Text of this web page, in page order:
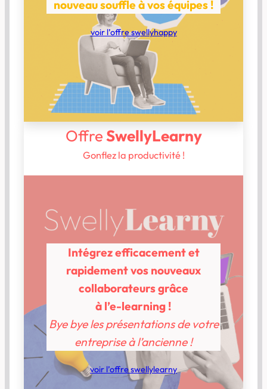
nouveau souffle à vos équipes !
voir l’offre swellyhappy
OffreSwellyLearny
Gonflez la productivité !
Intégrez efficacement et
rapidement vos nouveaux
collaborateurs grâce
à l’e-learning !
Bye bye les présentations de votre
entreprise à l’ancienne !
voir l’offre swellylearny